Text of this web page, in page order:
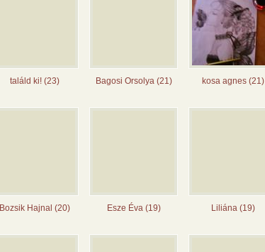
találd ki! (23) Bagosi Orsolya (21) kosa agnes (21)
Bozsik Hajnal (20) Esze Éva (19) Liliána (19)